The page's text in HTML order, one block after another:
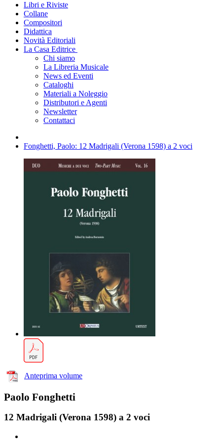
Libri e Riviste
Collane
Compositori
Didattica
Novità Editoriali
La Casa Editrice
Chi siamo
La Libreria Musicale
News ed Eventi
Cataloghi
Materiali a Noleggio
Distributori e Agenti
Newsletter
Contattaci
Fonghetti, Paolo: 12 Madrigali (Verona 1598) a 2 voci
Anteprima volume
Paolo Fonghetti
12 Madrigali (Verona 1598) a 2 voci